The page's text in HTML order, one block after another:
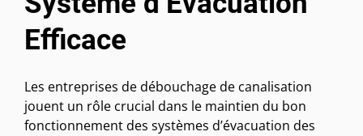
Efficace
Les entreprises de débouchage de canalisation
jouent un rôle crucial dans le maintien du bon
fonctionnement des systèmes d’évacuation des